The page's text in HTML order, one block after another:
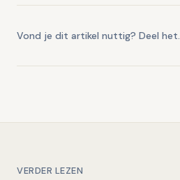
Vond je dit artikel nuttig? Deel het.
VERDER LEZEN